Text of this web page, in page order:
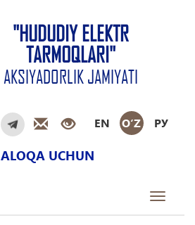
"HUDUDIY ELEKTR
TARMOQLARI"
AKSIYADORLIK JAMIYATI
EN O‘Z РУ
ALOQA UCHUN
Toggle